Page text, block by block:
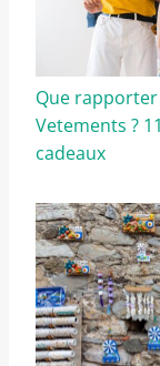
Que rapporter
Vetements ?
cadeaux